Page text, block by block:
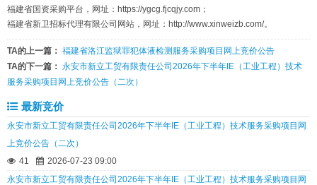
福建省国资采购平台，网址：https://ygcg.fjcqjy.com；
福建省新卫招标代理有限公司网站，网址：http://www.xinweizb.com/。
TA的上一篇： 福建省洛江监狱罪犯体液检测服务采购项目网上竞价公告
TA的下一篇： 永安市新立工贸有限责任公司2026年下半年IE（工业工程）技术
服务采购项目网上竞价公告（二次）
最新竞价
永安市新立工贸有限责任公司2026年下半年IE（工业工程）技术服务采购项目网
上竞价公告（二次）
41
2026-07-23 09:00
永安市新立工贸有限责任公司2026年下半年IE（工业工程）技术服务采购项目网